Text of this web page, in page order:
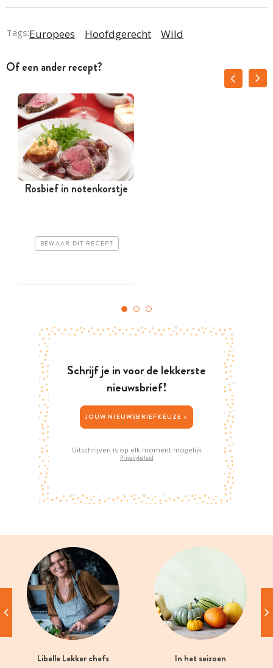
Tags:Europees Hoofdgerecht Wild
Of een ander recept?
Rosbief in notenkorstje
BEWAAR DIT RECEPT
Schrijf je in voor de lekkerste
nieuwsbrief!
JOUW NIEUWSBRIEFKEUZE >
Uitschrijven is op elk moment mogelijk
Privacybeleid
Libelle Lekker chefs In het seizoen